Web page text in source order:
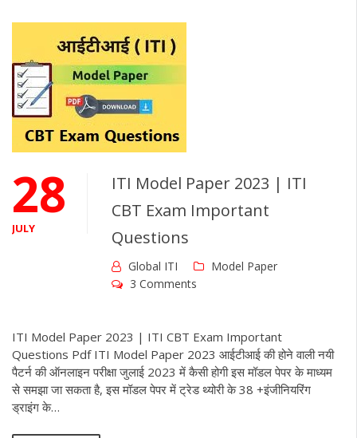
28
JULY
ITI Model Paper 2023 | ITI
CBT Exam Important
Questions
Global ITI
Model Paper
3 Comments
ITI Model Paper 2023 | ITI CBT Exam Important
Questions Pdf ITI Model Paper 2023 आईटीआई की होने वाली नयी
पैटर्न की ऑनलाइन परीक्षा जुलाई 2023 में कैसी होगी इस मॉडल पेपर के माध्यम
से समझा जा सकता है, इस मॉडल पेपर में ट्रेड थ्योरी के 38 +इंजीनियरिंग
ड्राइंग के…